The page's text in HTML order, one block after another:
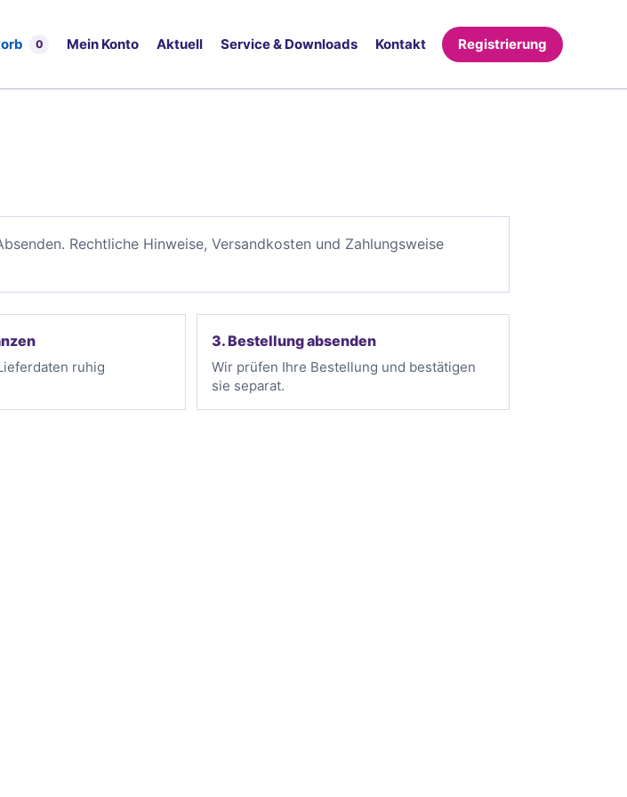
0 Mein Konto Aktuell Service & Downloads Kontakt Registrierung
Rechtliche Hinweise, Versandkosten und Zahlungsweise
ruhig
3. Bestellung absenden
Wir prüfen Ihre Bestellung und bestätigen
sie separat.